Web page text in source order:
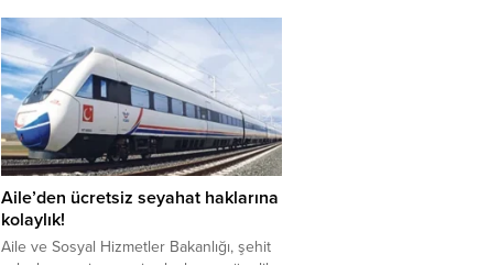
tarafından 2016 yılından bu yana
düzenlenen ve koşu tutkunlarının büyük
ilgi gösterdiği “İstanbul’u Koşuyorum” yol
yarışının Asya etabı, 14...
Aile’den ücretsiz seyahat haklarına
kolaylık!
Aile ve Sosyal Hizmetler Bakanlığı, şehit